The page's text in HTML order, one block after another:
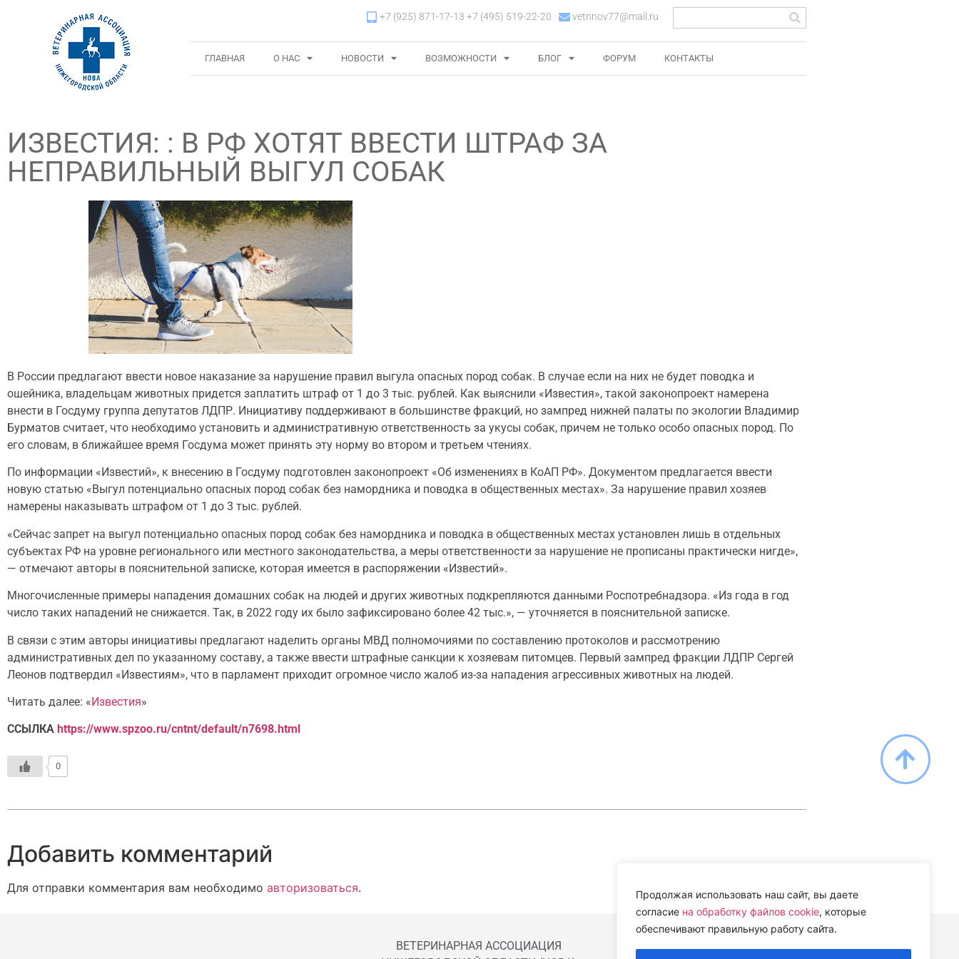
Продолжая использовать наш сайт, вы даете
согласие на обработку файлов cookie, которые
обеспечивают правильную работу сайта.
+7 (925) 871-17-13 +7 (495) 519-22-20 vetnnov77@mail.ru
ГЛАВНАЯ О НАС НОВОСТИ ВОЗМОЖНОСТИ БЛОГ ФОРУМ КОНТАКТЫ
ИЗВЕСТИЯ: : В РФ ХОТЯТ ВВЕСТИ ШТРАФ ЗА
НЕПРАВИЛЬНЫЙ ВЫГУЛ СОБАК
В России предлагают ввести новое наказание за нарушение правил выгула опасных пород собак. В случае если на них не будет поводка и
ошейника, владельцам животных придется заплатить штраф от 1 до 3 тыс. рублей. Как выяснили «Известия», такой законопроект намерена
внести в Госдуму группа депутатов ЛДПР. Инициативу поддерживают в большинстве фракций, но зампред нижней палаты по экологии Владимир
Бурматов считает, что необходимо установить и административную ответственность за укусы собак, причем не только особо опасных пород. По
его словам, в ближайшее время Госдума может принять эту норму во втором и третьем чтениях.
По информации «Известий», к внесению в Госдуму подготовлен законопроект «Об изменениях в КоАП РФ». Документом предлагается ввести
новую статью «Выгул потенциально опасных пород собак без намордника и поводка в общественных местах». За нарушение правил хозяев
намерены наказывать штрафом от 1 до 3 тыс. рублей.
«Сейчас запрет на выгул потенциально опасных пород собак без намордника и поводка в общественных местах установлен лишь в отдельных
субъектах РФ на уровне регионального или местного законодательства, а меры ответственности за нарушение не прописаны практически нигде»,
— отмечают авторы в пояснительной записке, которая имеется в распоряжении «Известий».
Многочисленные примеры нападения домашних собак на людей и других животных подкрепляются данными Роспотребнадзора. «Из года в год
число таких нападений не снижается. Так, в 2022 году их было зафиксировано более 42 тыс.», — уточняется в пояснительной записке.
В связи с этим авторы инициативы предлагают наделить органы МВД полномочиями по составлению протоколов и рассмотрению
административных дел по указанному составу, а также ввести штрафные санкции к хозяевам питомцев. Первый зампред фракции ЛДПР Сергей
Леонов подтвердил «Известиям», что в парламент приходит огромное число жалоб из-за нападения агрессивных животных на людей.
Читать далее: «Известия»
ССЫЛКА https://www.spzoo.ru/cntnt/default/n7698.html
0
Добавить комментарий
Для отправки комментария вам необходимо авторизоваться.
ВЕТЕРИНАРНАЯ АССОЦИАЦИЯ